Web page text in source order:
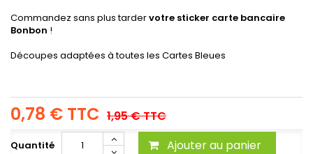
Commandez sans plus tardervotre sticker carte bancaire
Bonbon !
Découpes adaptées à toutes les Cartes Bleues
0,78 € TTC 1,95 €TTC
Quantité Ajouter au panier